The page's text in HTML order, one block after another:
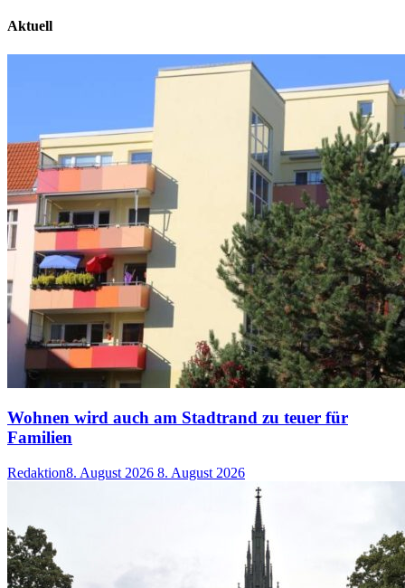
Aktuell
Wohnen wird auch am Stadtrand zu teuer für
Familien
Redaktion8. August 2026 8. August 2026